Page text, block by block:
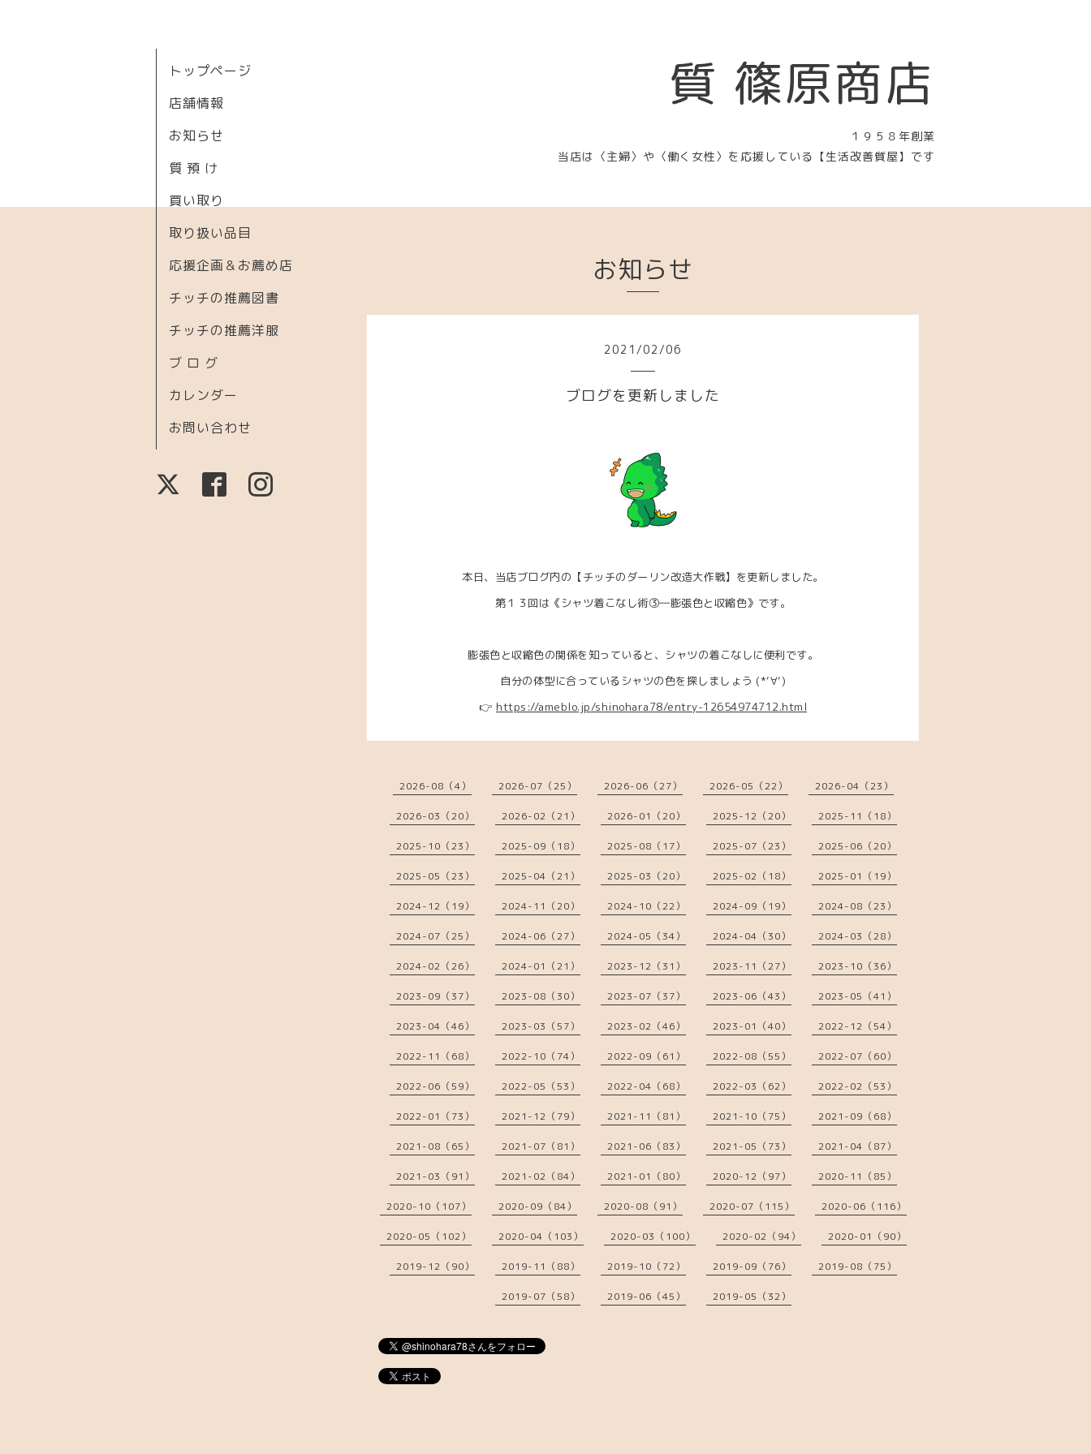
質 篠原商店
１９５８年創業
当店は〈主婦〉や〈働く女性〉を応援している【生活改善質屋】です
トップページ
店舗情報
お知らせ
質 預 け
買い取り
取り扱い品目
応援企画＆お薦め店
チッチの推薦図書
チッチの推薦洋服
ブ ロ グ
カレンダー
お問い合わせ
お知らせ
2021 /02/06
ブログを更新しました
本日、当店ブログ内の【チッチのダーリン改造大作戦】を更新しました。
第１３回は《シャツ着こなし術③―膨張色と収縮色》です。
膨張色と収縮色の関係を知っていると、シャツの着こなしに便利です。
自分の体型に合っているシャツの色を探しましょう (*‘∀‘)
👉 https://ameblo.jp/shinohara78/entry-12654974712.html
2026-08（4） 2026-07（25） 2026-06（27） 2026-05（22） 2026-04（23）
2026-03（20） 2026-02（21） 2026-01（20） 2025-12（20） 2025-11（18）
2025-10（23） 2025-09（18） 2025-08（17） 2025-07（23） 2025-06（20）
2025-05（23） 2025-04（21） 2025-03（20） 2025-02（18） 2025-01（19）
2024-12（19） 2024-11（20） 2024-10（22） 2024-09（19） 2024-08（23）
2024-07（25） 2024-06（27） 2024-05（34） 2024-04（30） 2024-03（28）
2024-02（26） 2024-01（21） 2023-12（31） 2023-11（27） 2023-10（36）
2023-09（37） 2023-08（30） 2023-07（37） 2023-06（43） 2023-05（41）
2023-04（46） 2023-03（57） 2023-02（46） 2023-01（40） 2022-12（54）
2022-11（68） 2022-10（74） 2022-09（61） 2022-08（55） 2022-07（60）
2022-06（59） 2022-05（53） 2022-04（68） 2022-03（62） 2022-02（53）
2022-01（73） 2021-12（79） 2021-11（81） 2021-10（75） 2021-09（68）
2021-08（65） 2021-07（81） 2021-06（83） 2021-05（73） 2021-04（87）
2021-03（91） 2021-02（84） 2021-01（80） 2020-12（97） 2020-11（85）
2020-10（107） 2020-09（84） 2020-08（91） 2020-07（115） 2020-06（116）
2020-05（102） 2020-04（103） 2020-03（100） 2020-02（94） 2020-01（90）
2019-12（90） 2019-11（88） 2019-10（72） 2019-09（76） 2019-08（75）
2019-07（58） 2019-06（45） 2019-05（32）